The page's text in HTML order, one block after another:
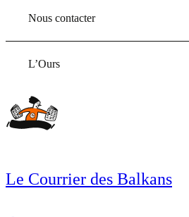
Nous contacter
L’Ours
Le Courrier des Balkans